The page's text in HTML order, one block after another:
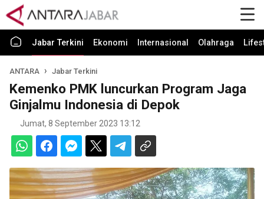
Jabar Terkini Ekonomi Internasional Olahraga
ANTARA Jabar Terkini
Kemenko PMK luncurkan Program Jaga
Ginjalmu Indonesia di Depok
Jumat, 8 September 2023 13:12